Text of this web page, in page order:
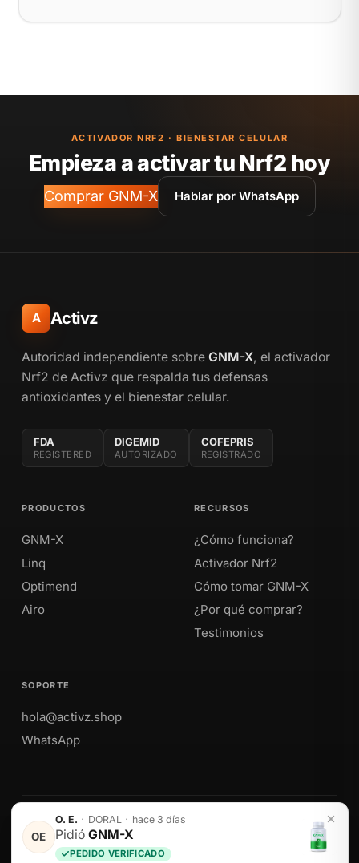
OE
O. E. · DORAL · hace 3 días
Pidió GNM-X
PEDIDO VERIFICADO
ACTIVADOR NRF2 · BIENESTAR CELULAR
Empieza a activar tu Nrf2 hoy
Comprar GNM-X Hablar por WhatsApp
A Activz
Autoridad independiente sobre GNM-X, el activador
Nrf2 de Activz que respalda tus defensas
antioxidantes y el bienestar celular.
FDA
REGISTERED
DIGEMID
AUTORIZADO
COFEPRIS
REGISTRADO
PRODUCTOS
GNM-X
Linq
Optimend
Airo
RECURSOS
¿Cómo funciona?
Activador Nrf2
Cómo tomar GNM-X
¿Por qué comprar?
Testimonios
SOPORTE
hola@activz.shop
WhatsApp
Envíos a Perú · México · EE. UU. · Colombia · Ecuador